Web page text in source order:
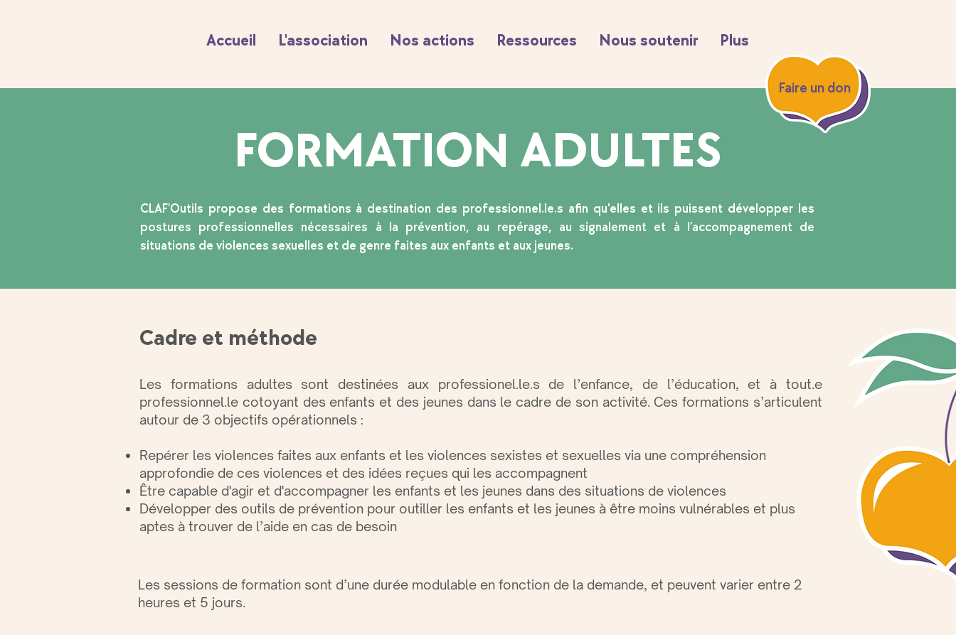
Accueil L'association Nos actions Ressources Nous soutenir Plus
Faire un don
FORMATION ADULTES
CLAF’Outils propose des formations à destination des professionnel.le.s afin qu'elles et ils puissent développer les
postures professionnelles nécessaires à la prévention, au repérage, au signalement et à l’accompagnement de
situations de violences sexuelles et de genre faites aux enfants et aux jeunes.
Les formations adultes sont destinées aux professionel.le.s de l’enfance, de l’éducation, et à tout.e
professionnel.le cotoyant des enfants et des jeunes dans le cadre de son activité. Ces formations s’articulent
autour de 3 objectifs opérationnels :
Repérer les violences faites aux enfants et les violences sexistes et sexuelles via une compréhension
approfondie de ces violences et des idées reçues qui les accompagnent
Être capable d'agir et d'accompagner les enfants et les jeunes dans des situations de violences
Développer des outils de prévention pour outiller les enfants et les jeunes à être moins vulnérables et plus
aptes à trouver de l’aide en cas de besoin
Cadre et méthode
Les sessions de formation sont d’une durée modulable en fonction de la demande, et peuvent varier entre 2
heures et 5 jours.